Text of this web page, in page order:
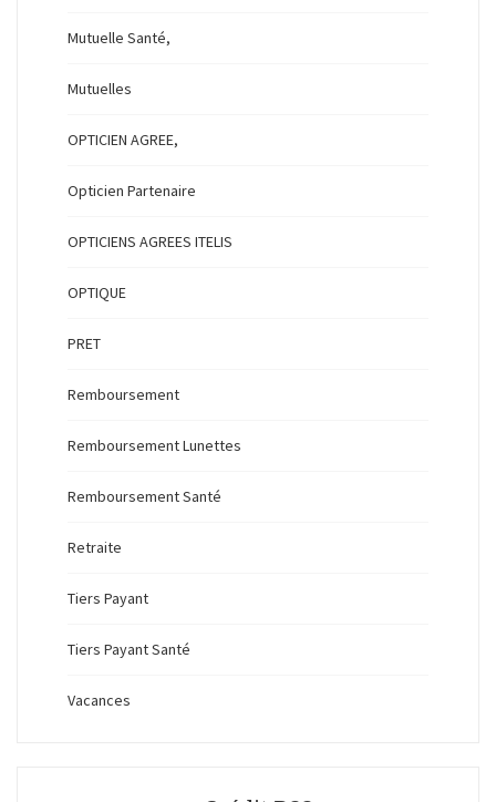
Mutuelle Santé,
Mutuelles
OPTICIEN AGREE,
Opticien Partenaire
OPTICIENS AGREES ITELIS
OPTIQUE
PRET
Remboursement
Remboursement Lunettes
Remboursement Santé
Retraite
Tiers Payant
Tiers Payant Santé
Vacances